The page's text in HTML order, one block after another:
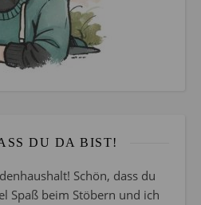
DU DA BIST!
Schön, dass du
Spaß beim Stöbern und ich